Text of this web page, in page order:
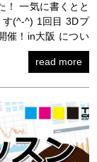
！ 一気に書くとと
(^-^) 1回目 3Dプ
催！in大阪 につい
read more